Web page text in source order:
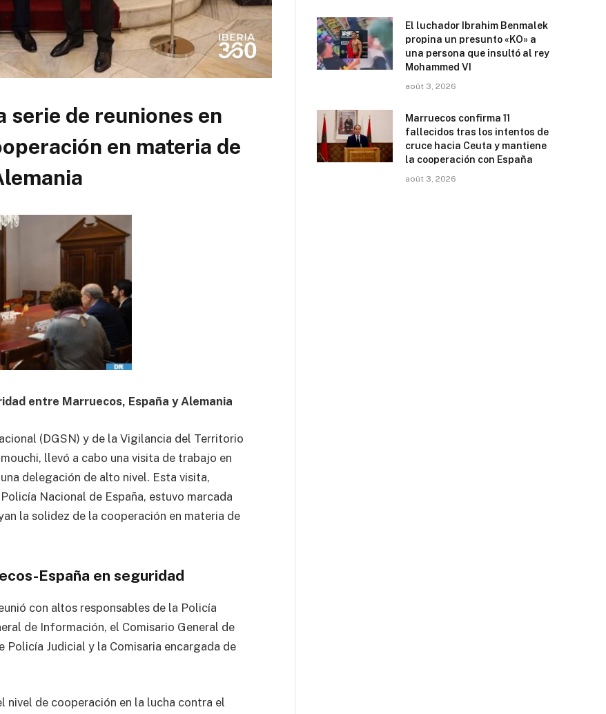
serie de reuniones en
en materia de
entre Marruecos, España y Alemania
(DGSN) y de la Vigilancia del Territorio
llevó a cabo una visita de trabajo en
delegación de alto nivel. Esta visita,
Nacional de España, estuvo marcada
la solidez de la cooperación en materia de
España en seguridad
con altos responsables de la Policía
de Información, el Comisario General de
Policía Judicial y la Comisaria encargada de
nivel de cooperación en la lucha contra el
El luchador Ibrahim Benmalek
propina un presunto «KO» a
una persona que insultó al rey
Mohammed VI
août 3, 2026
Marruecos confirma 11
fallecidos tras los intentos de
cruce hacia Ceuta y mantiene
la cooperación con España
août 3, 2026